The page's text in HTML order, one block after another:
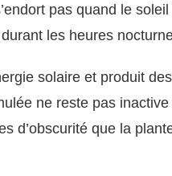
pas quand le soleil
les heures
solaire et produit des
ne reste pas
d’obscurité que la